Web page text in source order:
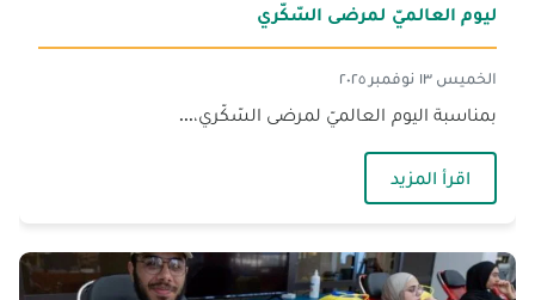
ليوم العالميّ لمرضى السّكّري
الخميس ١٣ نوفمبر ٢٠٢٥
بمناسبة اليوم العالميّ لمرضى السّكّري،...
اقرأ المزيد— ليوم العالميّ لمرضى السّكّري